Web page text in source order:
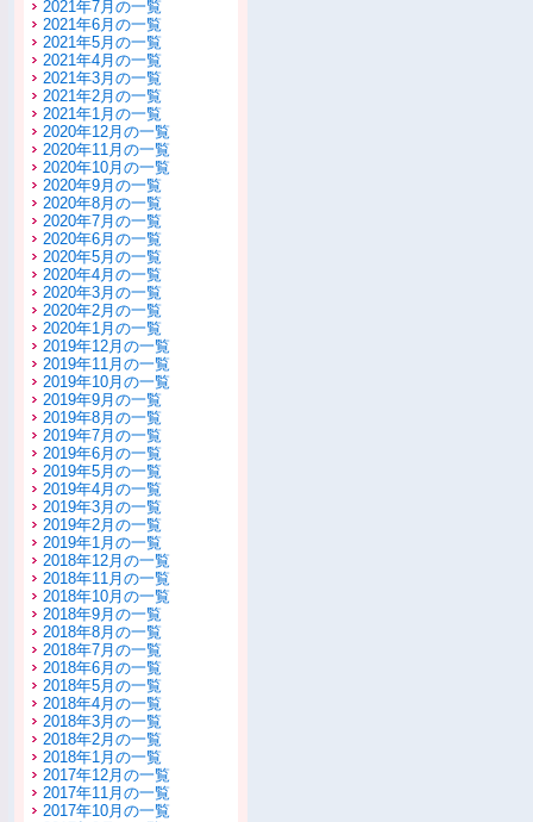
2021年7月の一覧
2021年6月の一覧
2021年5月の一覧
2021年4月の一覧
2021年3月の一覧
2021年2月の一覧
2021年1月の一覧
2020年12月の一覧
2020年11月の一覧
2020年10月の一覧
2020年9月の一覧
2020年8月の一覧
2020年7月の一覧
2020年6月の一覧
2020年5月の一覧
2020年4月の一覧
2020年3月の一覧
2020年2月の一覧
2020年1月の一覧
2019年12月の一覧
2019年11月の一覧
2019年10月の一覧
2019年9月の一覧
2019年8月の一覧
2019年7月の一覧
2019年6月の一覧
2019年5月の一覧
2019年4月の一覧
2019年3月の一覧
2019年2月の一覧
2019年1月の一覧
2018年12月の一覧
2018年11月の一覧
2018年10月の一覧
2018年9月の一覧
2018年8月の一覧
2018年7月の一覧
2018年6月の一覧
2018年5月の一覧
2018年4月の一覧
2018年3月の一覧
2018年2月の一覧
2018年1月の一覧
2017年12月の一覧
2017年11月の一覧
2017年10月の一覧